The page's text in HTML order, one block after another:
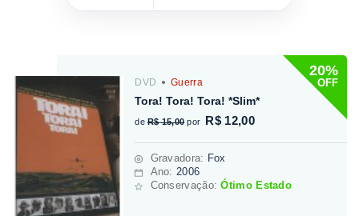
20%
OFF
DVD Guerra
Tora! Tora! Tora! *Slim*
de R$ 15,00 por R$ 12,00
Gravadora: Fox
Ano: 2006
Conservação:Ótimo Estado